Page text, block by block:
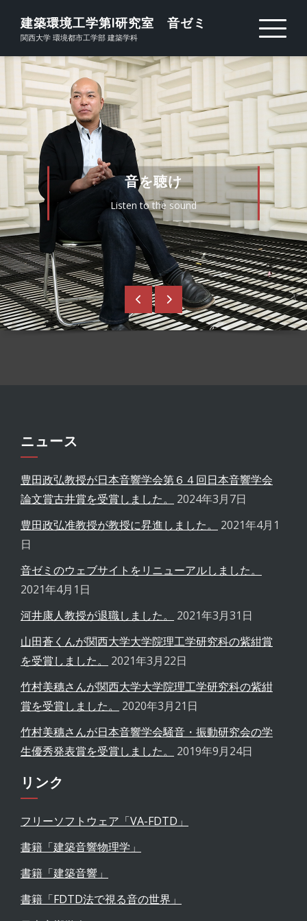
建築環境工学第Ⅰ研究室 音ゼミ
関西大学 環境都市工学部 建築学科
音を聴け
Listen to the sound
ニュース
豊田政弘教授が日本音響学会第６４回日本音響学会
論文賞古井賞を受賞しました。
2024年3月7日
豊田政弘准教授が教授に昇進しました。
2021年4月1
日
音ゼミのウェブサイトをリニューアルしました。
2021年4月1日
河井康人教授が退職しました。
2021年3月31日
山田蒼くんが関西大学大学院理工学研究科の紫紺賞
を受賞しました。
2021年3月22日
竹村美穗さんが関西大学大学院理工学研究科の紫紺
賞を受賞しました。
2020年3月21日
竹村美穗さんが日本音響学会騒音・振動研究会の学
生優秀発表賞を受賞しました。
2019年9月24日
リンク
フリーソフトウェア「VA-FDTD」
書籍「建築音響物理学」
書籍「建築音響」
書籍「FDTD法で視る音の世界」